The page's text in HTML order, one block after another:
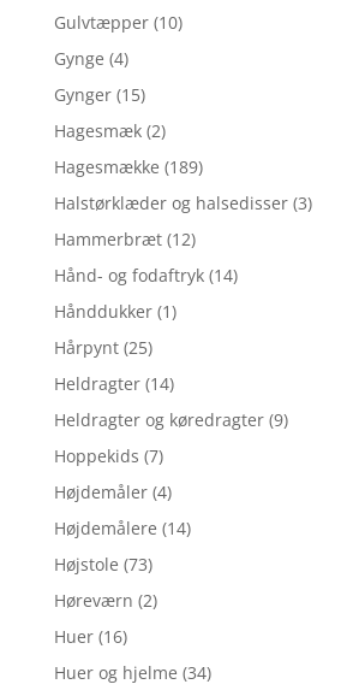
Gulvtæpper (10)
Gynge (4)
Gynger (15)
Hagesmæk (2)
Hagesmække (189)
Halstørklæder og halsedisser (3)
Hammerbræt (12)
Hånd- og fodaftryk (14)
Hånddukker (1)
Hårpynt (25)
Heldragter (14)
Heldragter og køredragter (9)
Hoppekids (7)
Højdemåler (4)
Højdemålere (14)
Højstole (73)
Høreværn (2)
Huer (16)
Huer og hjelme (34)